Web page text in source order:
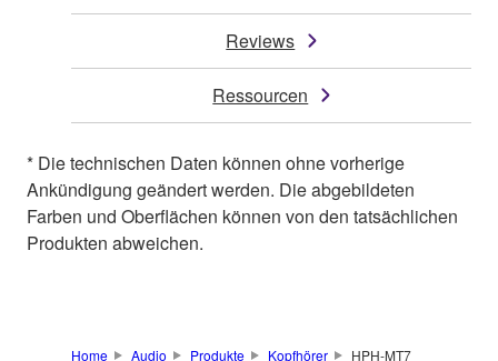
Reviews
Ressourcen
* Die technischen Daten können ohne vorherige
Ankündigung geändert werden. Die abgebildeten
Farben und Oberflächen können von den tatsächlichen
Produkten abweichen.
Home Audio Produkte Kopfhörer HPH-MT7